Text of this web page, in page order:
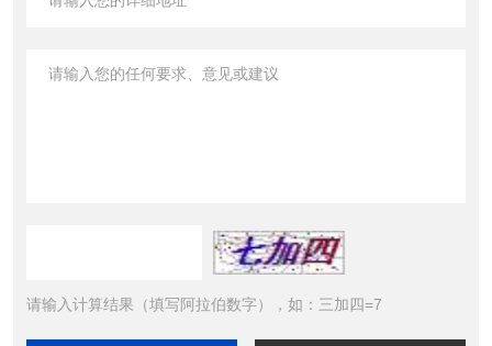
请输入计算结果（填写阿拉伯数字），如：三加四=7